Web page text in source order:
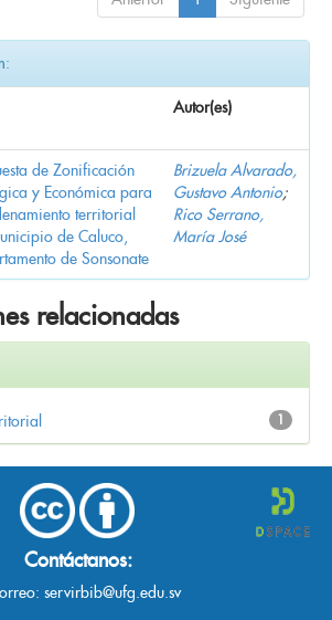
Autor(es)
de Zonificación
y Económica para
territorial
de Caluco,
de Sonsonate
Brizuela Alvarado,
Gustavo Antonio;
Rico Serrano,
María José
relacionadas
1
Contáctanos:
servirbib@ufg.edu.sv